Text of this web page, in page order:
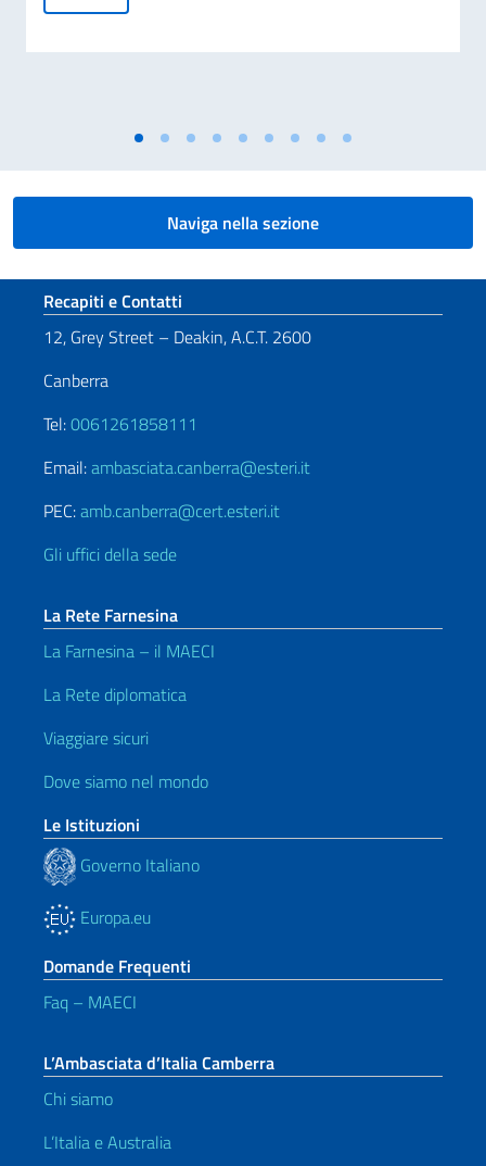
Naviga nella sezione
Sezione footer
Recapiti e Contatti
12, Grey Street – Deakin, A.C.T. 2600
Canberra
Tel:0061261858111
Email:ambasciata.canberra@esteri.it
PEC:amb.canberra@cert.esteri.it
Gli uffici della sede
La Rete Farnesina
La Farnesina – il MAECI
La Rete diplomatica
Viaggiare sicuri
Dove siamo nel mondo
Le Istituzioni
Governo Italiano
Europa.eu
Domande Frequenti
Faq – MAECI
L’Ambasciata d’Italia Camberra
Chi siamo
L’Italia e Australia